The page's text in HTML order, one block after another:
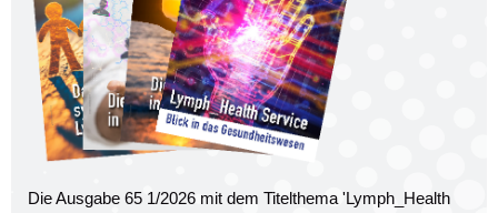
Die Ausgabe 65 1/2026 mit dem Titel­thema 'Lymph_Health